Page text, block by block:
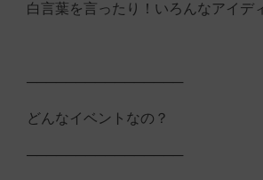
白言葉を言ったり！いろんなアイデ
────────────────
どんなイベントなの？
────────────────